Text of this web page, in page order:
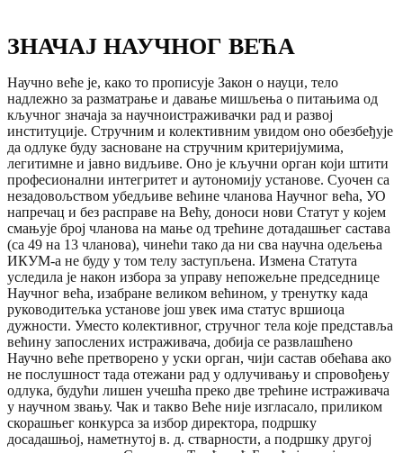
ЗНАЧАЈ НАУЧНОГ ВЕЋА
Научно веће је, како то прописује Закон о науци, тело
надлежно за разматрање и давање мишљења о питањима од
кључног значаја за научноистраживачки рад и развој
институције. Стручним и колективним увидом оно обезбеђује
да одлуке буду засноване на стручним критеријумима,
легитимне и јавно видљиве. Оно је кључни орган који штити
професионални интегритет и аутономију установе. Суочен са
незадовољством убедљиве већине чланова Научног већа, УО
напречац и без расправе на Већу, доноси нови Статут у којем
смањује број чланова на мање од трећине дотадашњег састава
(са 49 на 13 чланова), чинећи тако да ни сва научна одељења
ИКУМ-а не буду у том телу заступљена. Измена Статута
уследила је након избора за управу непожељне председнице
Научног већа, изабране великом већином, у тренутку када
руководитељка установе још увек има статус вршиоца
дужности. Уместо колективног, стручног тела које представља
већину запослених истраживача, добија се развлашћено
Научно веће претворено у уски орган, чији састав обећава ако
не послушност тада отежани рад у одлучивању и спровођењу
одлука, будући лишен учешћа преко две трећине истраживача
у научном звању. Чак и такво Веће није изгласало, приликом
скорашњег конкурса за избор директора, подршку
досадашњој, наметнутој в. д. стварности, а подршку другој